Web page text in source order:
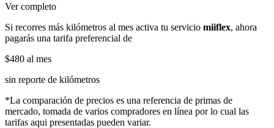
Ver completo
Si recorres más kilómetros al mes activa tu servicio miiflex, ahora
pagarás una tarifa preferencial de
$480 al mes
sin reporte de kilómetros
*La comparación de precios es una referencia de primas de
mercado, tomada de varios compradores en línea por lo cual las
tarifas aqui presentadas pueden variar.